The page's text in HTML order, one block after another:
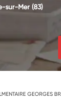
sur-Mer(83)
GEORGES